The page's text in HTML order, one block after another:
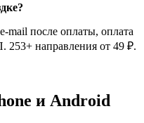
mail после оплаты, оплата
253+ направления от 49 ₽.
и Android